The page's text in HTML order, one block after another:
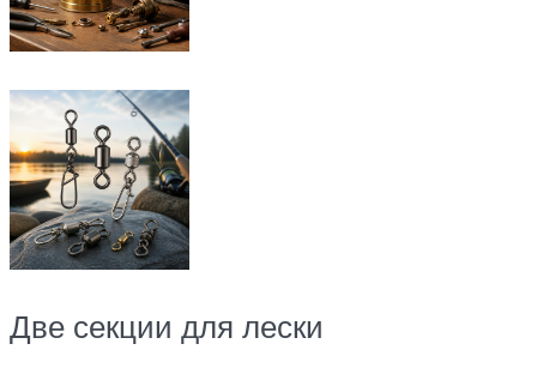
Две секции для лески